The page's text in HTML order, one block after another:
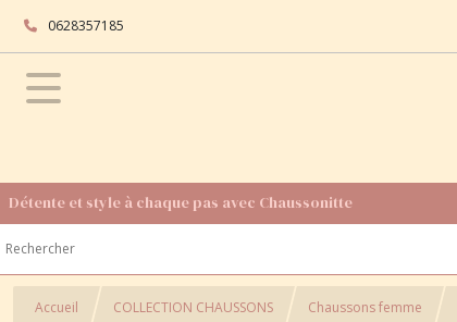
0628357185
Détente et style à chaque pas avec Chaussonitte
Accueil COLLECTION CHAUSSONS Chaussons femme